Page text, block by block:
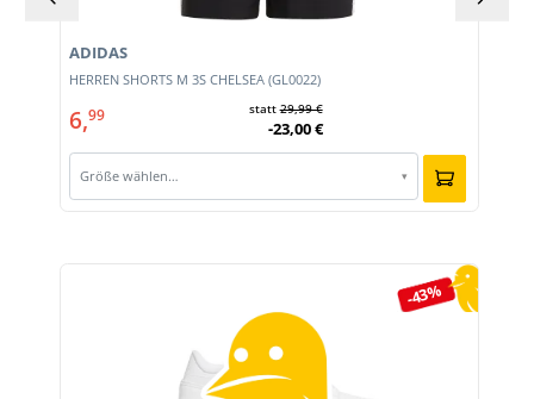
HERREN SHORTS M 3S CHELSEA (GL0022)
ADIDAS
6,99 statt29,99 €
-23,00 €
Größe wählen… ▾
-43%